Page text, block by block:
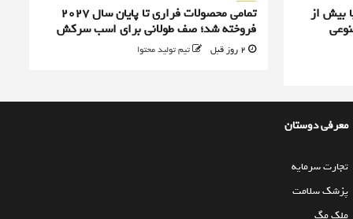
بیش از
تمامی محصولات فراری تا پایان سال ۲۰۲۷
فروخته شد؛ صف طولانی برای اسب سرکش
تیم تولید محتوا
معرفی دوستان
تجارت سرمایه
پزشک سلامت
ملک مگ